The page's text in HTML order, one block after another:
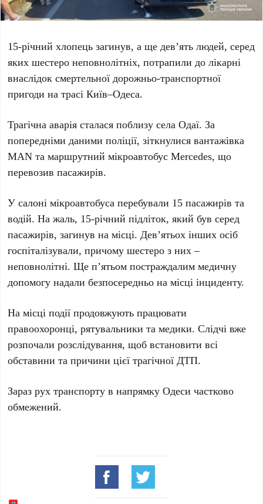
15-річний хлопець загинув, а ще дев’ять людей, серед
яких шестеро неповнолітніх, потрапили до лікарні
внаслідок смертельної дорожньо-транспортної
пригоди на трасіКиїв–Одеса.
Трагічна аварія сталася поблизу селаОдаї. За
попередніми даними поліції, зіткнулися вантажівка
MAN та маршрутний мікроавтобусMercedes, що
перевозив пасажирів.
У салоні мікроавтобуса перебували 15 пасажирів та
водій. На жаль, 15-річний підліток, який був серед
пасажирів, загинув на місці. Дев’ятьох інших осіб
госпіталізували, причомушестеро з них –
неповнолітні. Щеп’ятьом постраждалим медичну
допомогу надали безпосередньо на місці інциденту.
На місці події продовжують працювати
правоохоронці, рятувальники та медики. Слідчі вже
розпочали розслідування, щоб встановити всі
обставини та причини цієї трагічної ДТП.
Зараз рух транспорту в напрямкуОдеси частково
обмежений.